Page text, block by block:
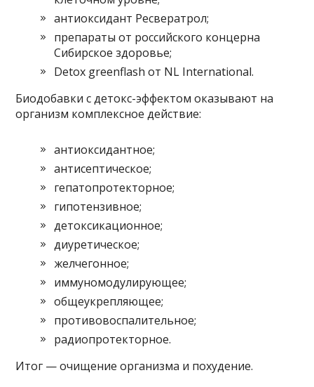
антиоксидант Ресвератрол;
препараты от российского концерна
Сибирское здоровье;
Detox greenflash от NL International.
Биодобавки с детокс-эффектом оказывают на
организм комплексное действие:
антиоксидантное;
антисептическое;
гепатопротекторное;
гипотензивное;
детоксикационное;
диуретическое;
желчегонное;
иммуномодулирующее;
общеукрепляющее;
противовоспалительное;
радиопротекторное.
Итог — очищение организма и похудение.